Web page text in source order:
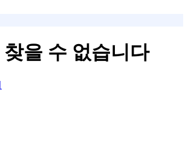
을 수 없습니다